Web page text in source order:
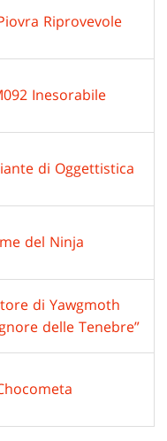
Riprovevole
Inesorabile
di Oggettistica
del Ninja
di Yawgmoth
delle Tenebre”